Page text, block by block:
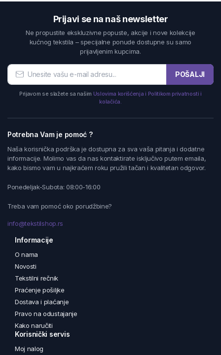
Prijavi se na naš newsletter
Ne propustite ekskluzivne popuste, akcije i nove kolekcije
kućnog tekstila – specijalne ponude dostupne su samo
prijavljenim kupcima.
POŠALJI
Prijavom se slažete sa našim Uslovima korišćenja i Politikom privatnosti i
kolačića.
Potrebna Vam je pomoć ?
Naša korisnička podrška je dostupna za sva vaša pitanja i dodatne
informacije. Molimo vas da nas kontaktirate isključivo putem emaila,
kako bismo vam u najkraćem roku pružili tačan i kvalitetan odgovor.
Ponedeljak-Subota: 08:00-16:00
Treba vam pomoć oko porudžbine?
info@tekstilshop.rs
Informacije
O nama
Novosti
Tekstilni rečnik
Praćenje pošiljke
Dostava i plaćanje
Pravo na odustajanje
Kako naručiti
Korisnički servis
Moj nalog